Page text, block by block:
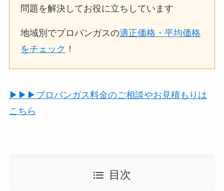
問題を解決してお役に立ちしています
地域別でプロパンガスの適正価格・平均価格
をチェック ！
▶︎▶︎▶︎プロパンガス料金のご相談やお見積もりは
こちら
目次